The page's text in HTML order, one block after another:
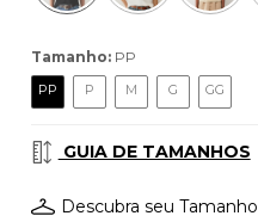
Tamanho: PP
PP P M G GG
GUIA DE TAMANHOS
Descubra seu Tamanho